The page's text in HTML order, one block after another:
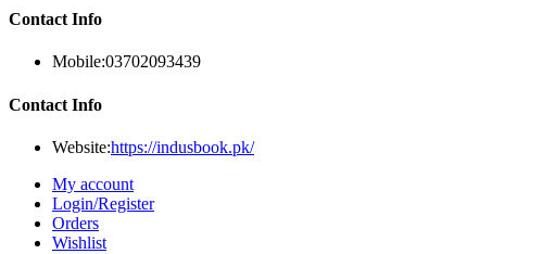
Contact Info
Mobile:03702093439
Contact Info
Website:https://indusbook.pk/
My account
Login/Register
Orders
Wishlist